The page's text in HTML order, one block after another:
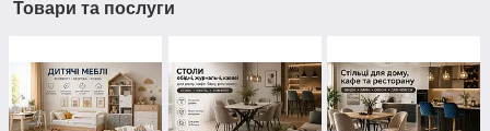
Товари та послуги